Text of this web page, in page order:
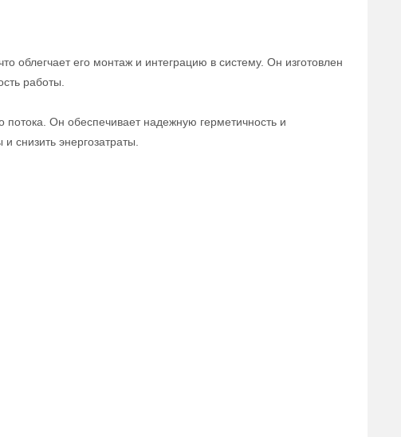
облегчает его монтаж и интеграцию в систему. Он изготовлен
работы.
потока. Он обеспечивает надежную герметичность и
снизить энергозатраты.